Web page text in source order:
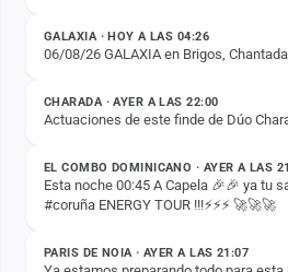
GALAXIA · HOY A LAS 04:26
06/08/26 GALAXIA en Brigos,
ESTADO
CHARADA · AYER A LAS 22:00
Actuaciones de este finde de Dúo
ESTADO
EL COMBO DOMINICANO · AYER A LAS
Esta noche 00:45 A Capela 🎉🎉 ya tu
#coruña ENERGY TOUR !!!⚡️⚡️⚡️ 🚀🚀🚀
ESTADO
PARIS DE NOIA · AYER A LAS 21:07